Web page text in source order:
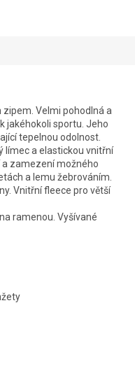
Velmi pohodlná a
jakéhokoli sportu. Jeho
tepelnou odolnost.
límec a elastickou vnitřní
zamezení možného
a lemu žebrováním.
Vnitřní fleece pro větší
ramenou. Vyšívané